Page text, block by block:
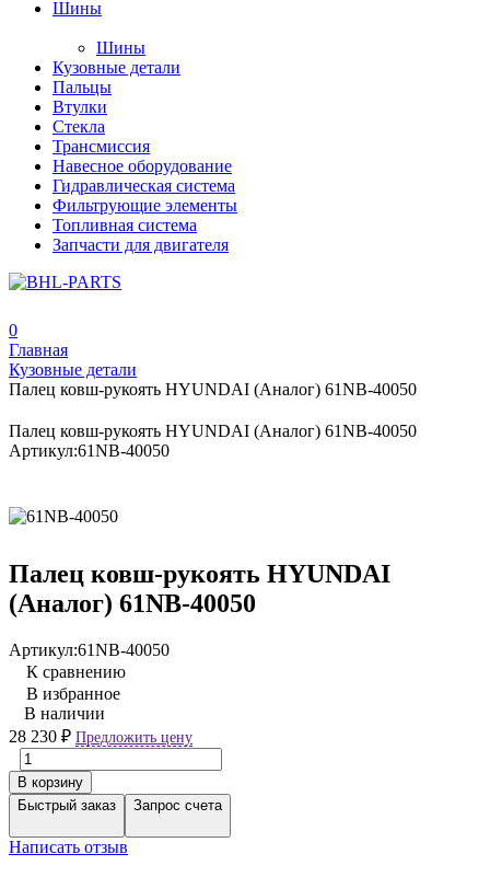
Шины
Шины
Кузовные детали
Пальцы
Втулки
Стекла
Трансмиссия
Навесное оборудование
Гидравлическая система
Фильтрующие элементы
Топливная система
Запчасти для двигателя
0
Главная
Кузовные детали
Палец ковш-рукоять HYUNDAI (Аналог) 61NB-40050
Палец ковш-рукоять HYUNDAI (Аналог) 61NB-40050
Артикул:61NB-40050
Палец ковш-рукоять HYUNDAI
(Аналог) 61NB-40050
Артикул:61NB-40050
К сравнению
В избранное
В наличии
28 230 ₽ Предложить цену
В корзину
Быстрый заказ
Запрос счета
Написать отзыв